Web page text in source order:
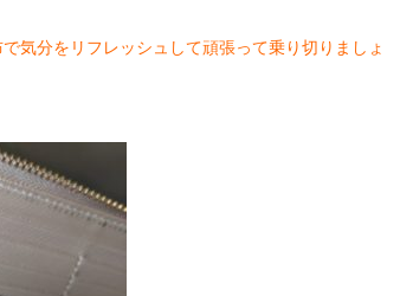
気分をリフレッシュして頑張って乗り切りましょ